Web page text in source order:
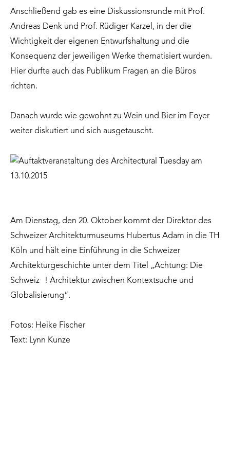
Anschließend gab es eine Diskussionsrunde mit Prof.
Andreas Denk und Prof. Rüdiger Karzel, in der die
Wichtigkeit der eigenen Entwurfshaltung und die
Konsequenz der jeweiligen Werke thematisiert wurden.
Hier durfte auch das Publikum Fragen an die Büros
richten.
Danach wurde wie gewohnt zu Wein und Bier im Foyer
weiter diskutiert und sich ausgetauscht.
Am Dienstag, den 20. Oktober kommt der Direktor des
Schweizer Architekturmuseums Hubertus Adam in die TH
Köln und hält eine Einführung in die Schweizer
Architekturgeschichte unter dem Titel „Achtung: Die
Schweiz ! Architektur zwischen Kontextsuche und
Globalisierung“.
Fotos: Heike Fischer
Text: Lynn Kunze